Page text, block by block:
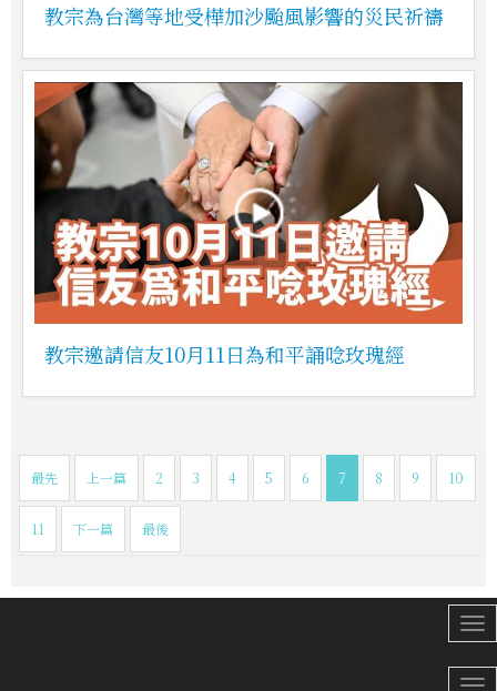
教宗為台灣等地受樺加沙颱風影響的災民祈禱
教宗邀請信友10月11日為和平誦唸玫瑰經
最先 上一篇 2 3 4 5 6 7 8 9 10
11 下一篇 最後